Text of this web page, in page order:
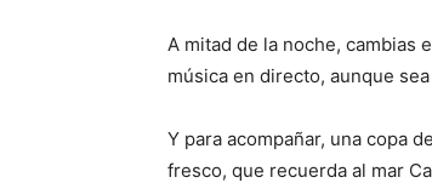
A mitad de la noche, cambias
música en directo, aunque
Y para acompañar, una copa
fresco, que recuerda al mar